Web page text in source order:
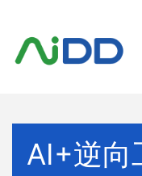
AI+逆向